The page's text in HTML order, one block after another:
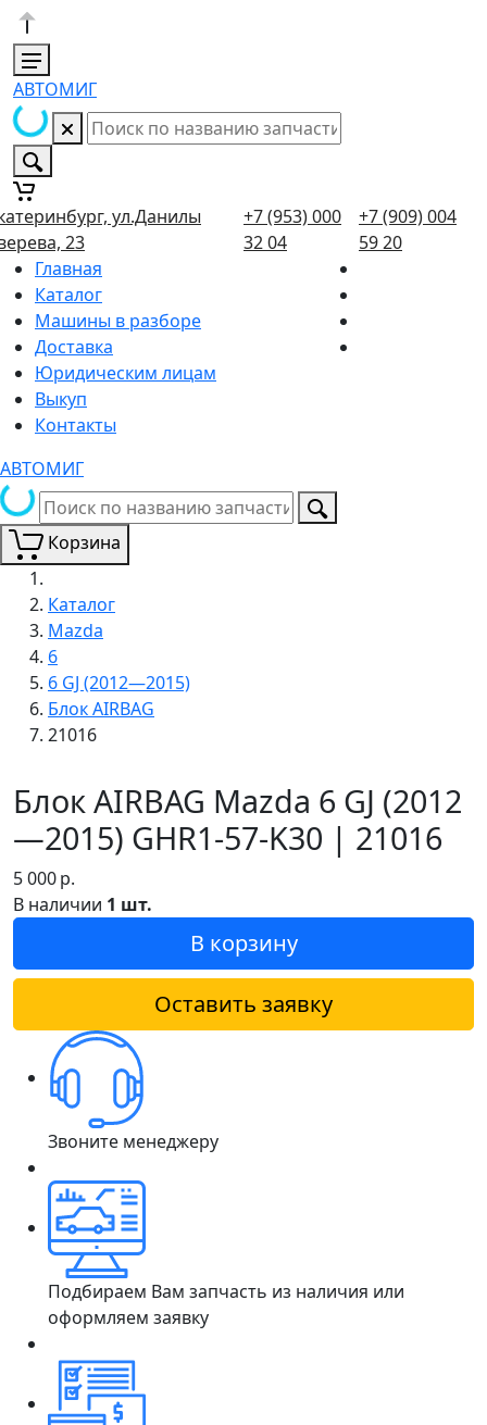
АВТОМИГ
ул.Данилы
23
+7 (953) 000
32 04
+7 (909) 004
59 20
Главная
Каталог
Машины в разборе
Доставка
Юридическим лицам
Выкуп
Контакты
АВТОМИГ
Корзина
Каталог
Mazda
6
6 GJ (2012—2015)
Блок AIRBAG
21016
Блок AIRBAG Mazda 6 GJ (2012
—2015) GHR1-57-K30 | 21016
5 000р.
В наличии 1 шт.
В корзину
Оставить заявку
Звоните менеджеру
Подбираем Вам запчасть из наличия или
оформляем заявку